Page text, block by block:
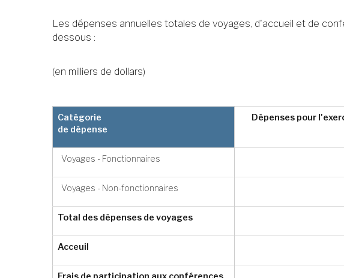
Les dépenses annuelles totales de voyages, d'accueil et de
dessous :
(en milliers de dollars)
Catégorie
de dépense
Dépenses pour
Voyages - Fonctionnaires
Voyages - Non-fonctionnaires
Total des dépenses de voyages
Acceuil